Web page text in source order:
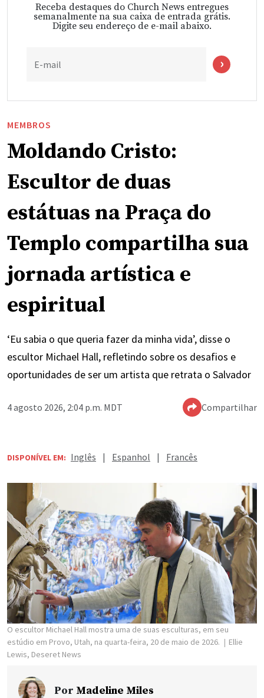
Receba destaques do Church News entregues
semanalmente na sua caixa de entrada grátis.
Digite seu endereço de e-mail abaixo.
E-mail
MEMBROS
Moldando Cristo:
Escultor de duas
estátuas na Praça do
Templo compartilha sua
jornada artística e
espiritual
‘Eu sabia o que queria fazer da minha vida’, disse o
escultor Michael Hall, refletindo sobre os desafios e
oportunidades de ser um artista que retrata o Salvador
4 agosto 2026, 2:04 p.m. MDT Compartilhar
DISPONÍVEL EM: Inglês | Espanhol | Francês
O escultor Michael Hall mostra uma de suas esculturas, em seu
estúdio em Provo, Utah, na quarta-feira, 20 de maio de 2026.
Ellie
Lewis, Deseret News
Por Madeline Miles